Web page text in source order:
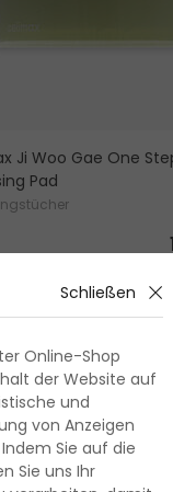
Ji Woo Gae One
Pad
Schließen
Online-Shop
der Website auf
und
von Anzeigen
Sie auf die
Sie uns Ihr